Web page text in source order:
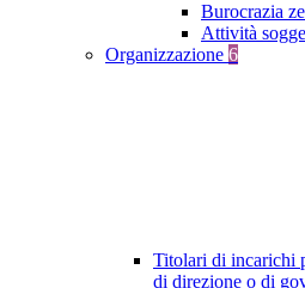
Burocrazia
Attività
Organizzazione 6
Titolari di incarichi
di direzione o di